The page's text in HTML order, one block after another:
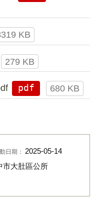
KB
279 KB
pdf 680 KB
日期： 2025-05-14
市大肚區公所